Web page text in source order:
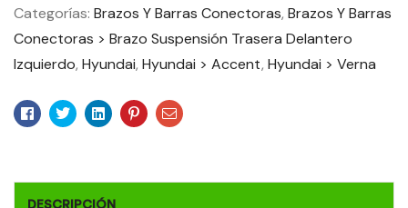
Categorías: Brazos Y Barras Conectoras, Brazos Y Barras
Conectoras > Brazo Suspensión Trasera Delantero
Izquierdo, Hyundai, Hyundai > Accent, Hyundai > Verna
Facebook
TwitterLinkedinPinterest
Email
DESCRIPCIÓN